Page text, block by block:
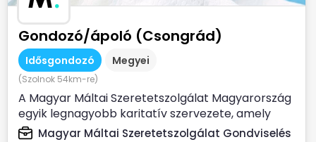
Gondozó/ápoló (Csongrád)
Idősgondozó Megyei
(Szolnok 54km-re)
A Magyar Máltai Szeretetszolgálat Magyarország
egyik legnagyobb karitatív szervezete, amely
évente több százezer...
Magyar Máltai Szeretetszolgálat Gondviselés